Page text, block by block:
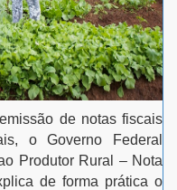
de notas fiscais
o Governo Federal
Produtor Rural – Nota
de forma prática o